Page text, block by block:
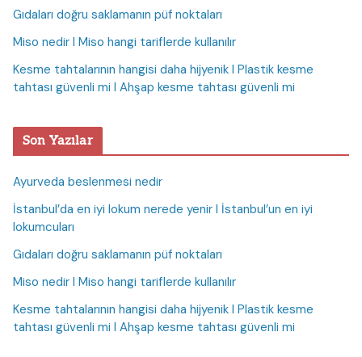
Gıdaları doğru saklamanın püf noktaları
Miso nedir I Miso hangi tariflerde kullanılır
Kesme tahtalarının hangisi daha hijyenik I Plastik kesme
tahtası güvenli mi I Ahşap kesme tahtası güvenli mi
Son Yazılar
Ayurveda beslenmesi nedir
İstanbul’da en iyi lokum nerede yenir I İstanbul’un en iyi
lokumcuları
Gıdaları doğru saklamanın püf noktaları
Miso nedir I Miso hangi tariflerde kullanılır
Kesme tahtalarının hangisi daha hijyenik I Plastik kesme
tahtası güvenli mi I Ahşap kesme tahtası güvenli mi